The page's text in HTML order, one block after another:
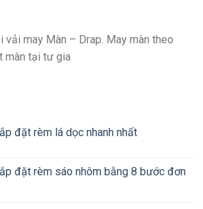
vải may Màn – Drap. May màn theo
màn tại tư gia
đặt rèm lá dọc nhanh nhất
đặt rèm sáo nhôm bằng 8 bước đơn